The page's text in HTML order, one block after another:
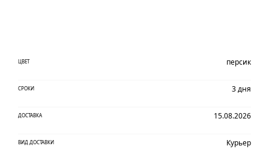
ЦВЕТ персик
СРОКИ 3 дня
ДОСТАВКА 15.08.2026
ВИД ДОСТАВКИ Курьер